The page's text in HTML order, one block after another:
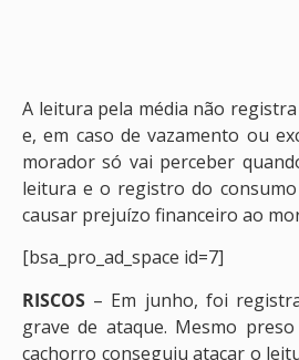
A leitura pela média não
e, em caso de vazamento ou
morador só vai perceber
leitura e o registro do
causar prejuízo financeiro ao
[bsa_pro_ad_space id=7]
RISCOS – Em junho, foi
grave de ataque. Mesmo
cachorro conseguiu atacar o